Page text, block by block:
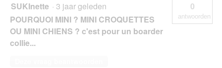
SUKInette · 3 jaar geleden
POURQUOI MINI ? MINI CROQUETTES
OU MINI CHIENS ? c'est pour un boarder
collie...
0
antwoorden